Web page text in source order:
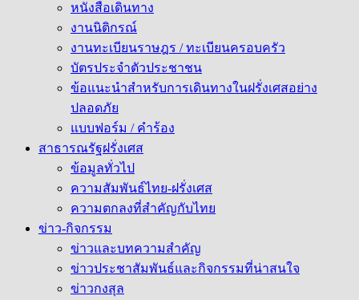
หนังสือเดินทาง
งานนิติกรณ์
งานทะเบียนราษฎร / ทะเบียนครอบครัว
บัตรประจำตัวประชาชน
ข้อแนะนำสำหรับการเดินทางในฝรั่งเศสอย่าง
ปลอดภัย
แบบฟอร์ม / คำร้อง
สาธารณรัฐฝรั่งเศส
ข้อมูลทั่วไป
ความสัมพันธ์ไทย-ฝรั่งเศส
ความตกลงที่สำคัญกับไทย
ข่าว-กิจกรรม
ข่าวและบทความสำคัญ
ข่าวประชาสัมพันธ์และกิจกรรมที่น่าสนใจ
ข่าวกงสุล